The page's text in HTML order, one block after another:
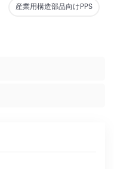
産業用構造部品向けPPS